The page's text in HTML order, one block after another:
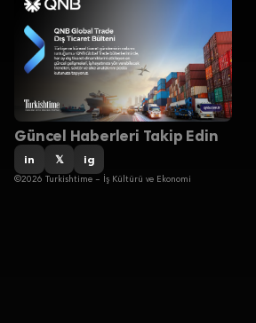
Güncel Haberleri Takip Edin
in 𝕏 ig
©2026 Turkishtime – İş Kültürü ve Ekonomi